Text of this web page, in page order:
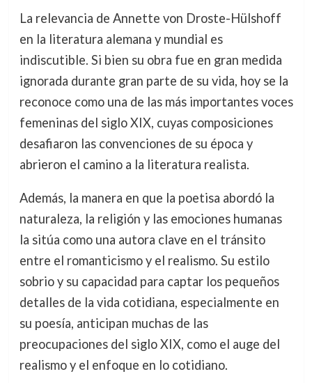
La relevancia de Annette von Droste-Hülshoff
en la literatura alemana y mundial es
indiscutible. Si bien su obra fue en gran medida
ignorada durante gran parte de su vida, hoy se la
reconoce como una de las más importantes voces
femeninas del siglo XIX, cuyas composiciones
desafiaron las convenciones de su época y
abrieron el camino a la literatura realista.
Además, la manera en que la poetisa abordó la
naturaleza, la religión y las emociones humanas
la sitúa como una autora clave en el tránsito
entre el romanticismo y el realismo. Su estilo
sobrio y su capacidad para captar los pequeños
detalles de la vida cotidiana, especialmente en
su poesía, anticipan muchas de las
preocupaciones del siglo XIX, como el auge del
realismo y el enfoque en lo cotidiano.